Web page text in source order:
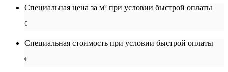
Специальная цена за м² при условии быстрой оплаты
€
Специальная cтоимость при условии быстрой оплаты
€